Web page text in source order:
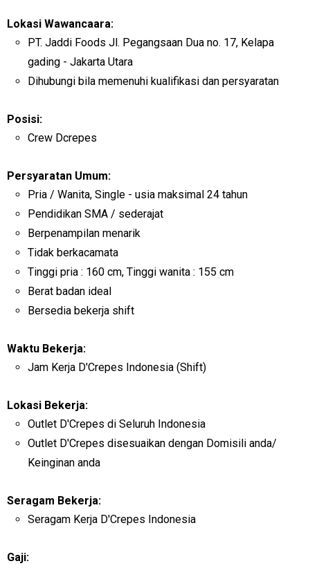
Lokasi Wawancaara:
PT. Jaddi Foods Jl. Pegangsaan Dua no. 17, Kelapa
gading - Jakarta Utara
Dihubungi bila memenuhi kualifikasi dan persyaratan
Posisi:
Crew Dcrepes
Persyaratan Umum:
Pria / Wanita, Single - usia maksimal 24 tahun
Pendidikan SMA / sederajat
Berpenampilan menarik
Tidak berkacamata
Tinggi pria : 160 cm, Tinggi wanita : 155 cm
Berat badan ideal
Bersedia bekerja shift
Waktu Bekerja:
Jam Kerja D'Crepes Indonesia (Shift)
Lokasi Bekerja:
Outlet D'Crepes di Seluruh Indonesia
Outlet D'Crepes disesuaikan dengan Domisili anda/
Keinginan anda
Seragam Bekerja:
Seragam Kerja D'Crepes Indonesia
Gaji: